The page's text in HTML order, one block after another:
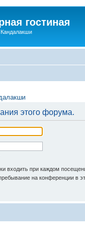
гостиная
этого форума.
входить при каждом
на конференции в